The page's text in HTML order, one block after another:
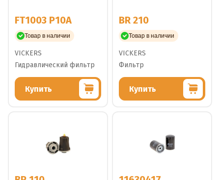
FT1003 P10A
Товар в наличии
VICKERS
Гидравлический фильтр
Купить
BR 210
Товар в наличии
VICKERS
Фильтр
Купить